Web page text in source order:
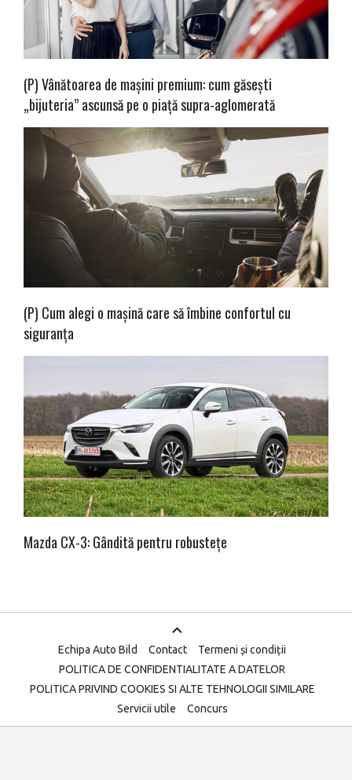
(P) Vânătoarea de mașini premium: cum găsești
„bijuteria” ascunsă pe o piață supra-aglomerată
(P) Cum alegi o mașină care să îmbine confortul cu
siguranța
Mazda CX-3: Gândită pentru robustețe
Echipa Auto Bild Contact
Termeni și condiții
POLITICA DE CONFIDENTIALITATE A DATELOR
POLITICA PRIVIND COOKIES SI ALTE TEHNOLOGII SIMILARE
Servicii utile
Concurs